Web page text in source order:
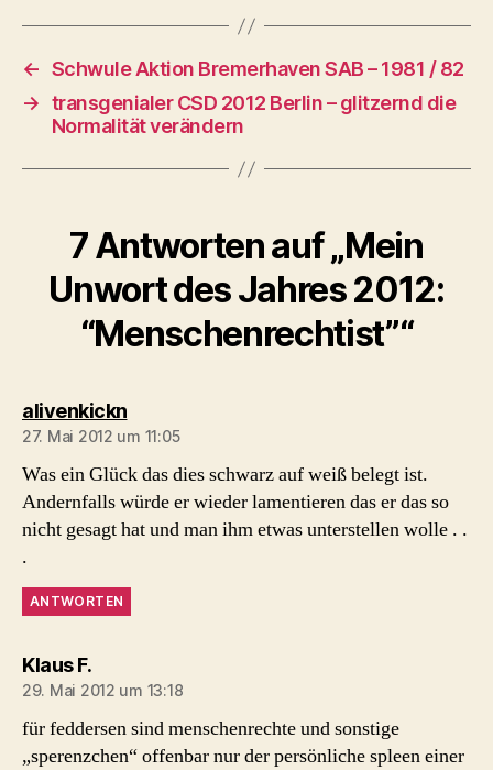
← Schwule Aktion Bremerhaven SAB – 1981 / 82
→ transgenialer CSD 2012 Berlin – glitzernd die
Normalität verändern
7 Antworten auf „Mein
Unwort des Jahres 2012:
“Menschenrechtist”“
alivenkicknsagt:
27. Mai 2012 um 11:05
Was ein Glück das dies schwarz auf weiß belegt ist.
Andernfalls würde er wieder lamentieren das er das so
nicht gesagt hat und man ihm etwas unterstellen wolle . .
.
ANTWORTEN
Klaus F.sagt:
29. Mai 2012 um 13:18
für feddersen sind menschenrechte und sonstige
„sperenzchen“ offenbar nur der persönliche spleen einer